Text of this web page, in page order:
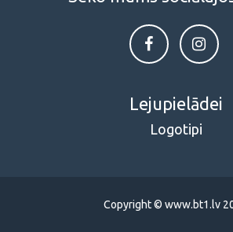
Lejupielādei
Logotipi
Copyright © www.bt1.lv